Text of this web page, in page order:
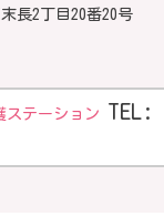
長2丁目20番20号
ステーション TEL: